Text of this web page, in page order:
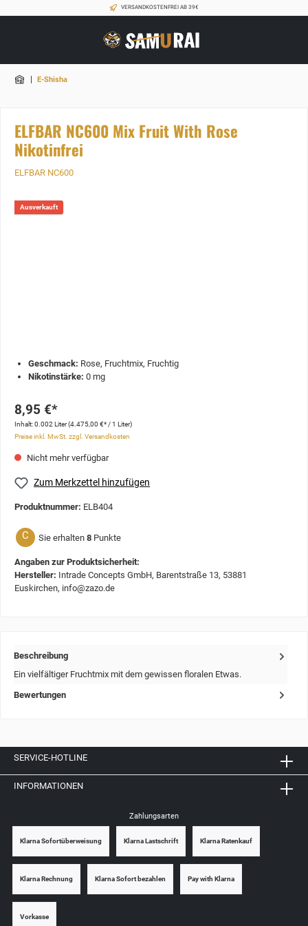
VERSANDKOSTENFREI AB 39€
| E-Shisha
ELFBAR NC600 Mix Fruit With Rose
Nikotinfrei
ELFBAR NC600
Ausverkauft
Geschmack: Rose, Fruchtmix, Fruchtig
Nikotinstärke: 0 mg
8,95 €*
Inhalt:0.002 Liter(4.475,00 €* / 1 Liter)
Preise inkl. MwSt. zzgl. Versandkosten
Nicht mehr verfügbar
Zum Merkzettel hinzufügen
Produktnummer: ELB404
C Sie erhalten 8 Punkte
Angaben zur Produktsicherheit:
Hersteller: Intrade Concepts GmbH, Barentstraße 13, 53881
Euskirchen, info@zazo.de
Beschreibung
Ein vielfältiger Fruchtmix mit dem gewissen floralen Etwas.
Bewertungen
SERVICE-HOTLINE
INFORMATIONEN
Zahlungsarten
Klarna Sofortüberweisung Klarna Lastschrift Klarna Ratenkauf
Klarna Rechnung Klarna Sofort bezahlen Pay with Klarna
Vorkasse